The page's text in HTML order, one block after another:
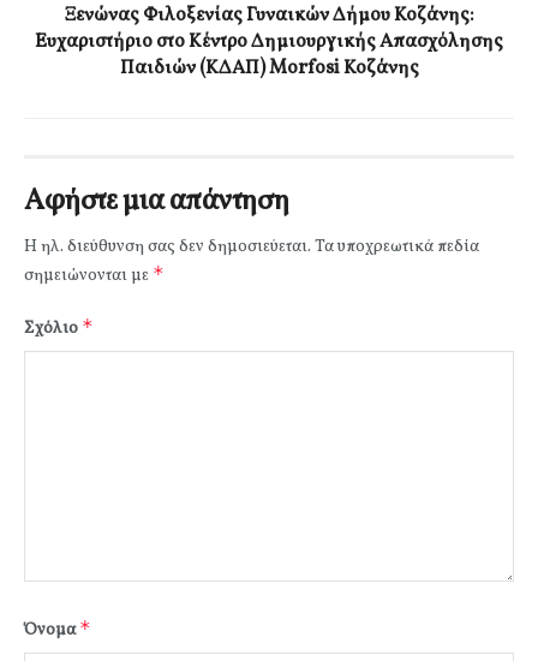
Ξενώνας Φιλοξενίας Γυναικών Δήμου Κοζάνης:
Ευχαριστήριο στο Κέντρο Δημιουργικής Απασχόλησης
Παιδιών (ΚΔΑΠ) Morfosi Κοζάνης
Αφήστε μια απάντηση
Η ηλ. διεύθυνση σας δεν δημοσιεύεται. Τα υποχρεωτικά πεδία
σημειώνονται με *
Σχόλιο *
Όνομα*